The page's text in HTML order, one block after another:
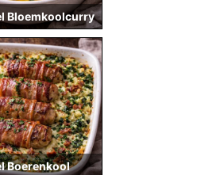
Bloemkoolcurry
Boerenkool